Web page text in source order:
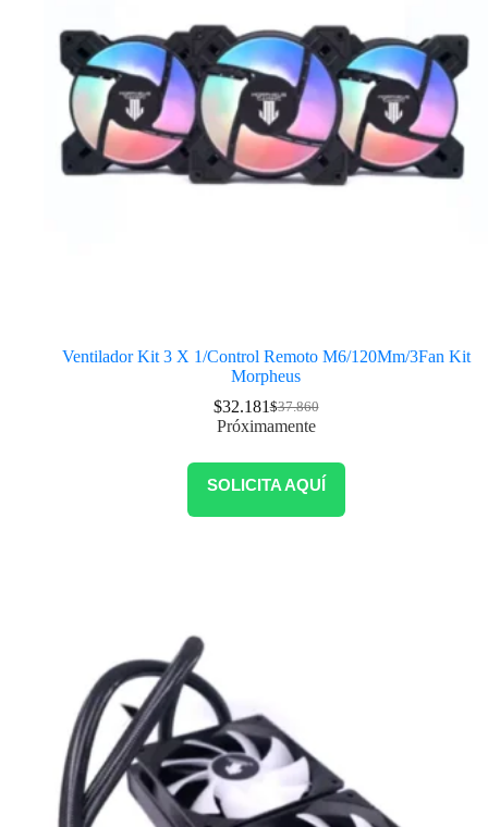
Ventilador Kit 3 X 1/Control Remoto M6/120Mm/3Fan Kit
Morpheus
$37.860
$32.181
Próximamente
SOLICITA AQUÍ